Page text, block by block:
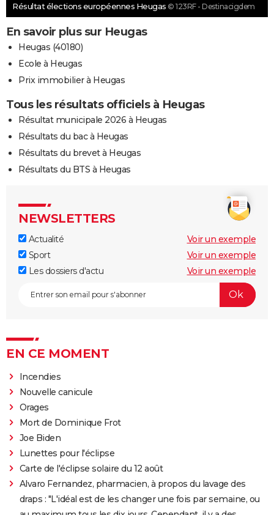
Résultat élections européennes Heugas © 123RF - Destinacigdem
En savoir plus sur Heugas
Heugas (40180)
Ecole à Heugas
Prix immobilier à Heugas
Tous les résultats officiels à Heugas
Résultat municipale 2026 à Heugas
Résultats du bac à Heugas
Résultats du brevet à Heugas
Résultats du BTS à Heugas
NEWSLETTERS
Actualité
Voir un exemple
Sport
Voir un exemple
Les dossiers d'actu
Voir un exemple
EN CE MOMENT
Incendies
Nouvelle canicule
Orages
Mort de Dominique Frot
Joe Biden
Lunettes pour l'éclipse
Carte de l'éclipse solaire du 12 août
Alvaro Fernandez, pharmacien, à propos du lavage des
draps : "L'idéal est de les changer une fois par semaine, ou